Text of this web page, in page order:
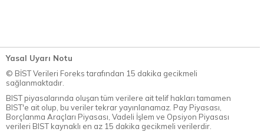
Yasal Uyarı Notu
© BİST Verileri Foreks tarafından 15 dakika gecikmeli
sağlanmaktadır.
BIST piyasalarında oluşan tüm verilere ait telif hakları tamamen
BIST'e ait olup, bu veriler tekrar yayınlanamaz. Pay Piyasası,
Borçlanma Araçları Piyasası, Vadeli İşlem ve Opsiyon Piyasası
verileri BIST kaynaklı en az 15 dakika gecikmeli verilerdir.